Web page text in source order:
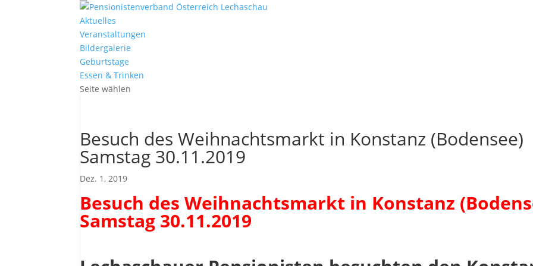
Aktuelles
Veranstaltungen
Bildergalerie
Geburtstage
Essen & Trinken
Seite wählen
Besuch des Weihnachtsmarkt in Konstanz (Bodensee)
Samstag 30.11.2019
Dez. 1, 2019
Besuch des Weihnachtsmarkt in Konstanz
Samstag 30.11.2019